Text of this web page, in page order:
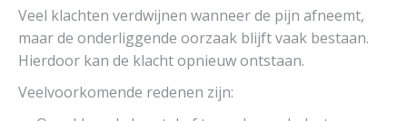
Veel klachten verdwijnen wanneer de pijn afneemt,
maar de onderliggende oorzaak blijft vaak bestaan.
Hierdoor kan de klacht opnieuw ontstaan.
Veelvoorkomende redenen zijn: